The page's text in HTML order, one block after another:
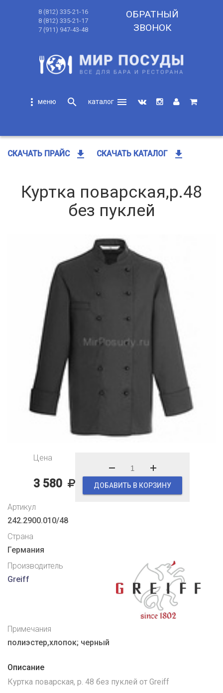
8 (812) 335-21-16
8 (812) 335-21-17
7 (911) 947-43-48
ОБРАТНЫЙ
ЗВОНОК
more_vert search
menu
СКАЧАТЬ ПРАЙС get_app СКАЧАТЬ КАТАЛОГ get_app
Куртка поварская,р.48
без пуклей
Цена
3 580 ДОБАВИТЬ В КОРЗИНУ
Артикул
242.2900.010/48
Страна
Германия
Производитель
Greiff
Примечания
полиэстер,хлопок; черный
Описание
Куртка поварская, р. 48 без пуклей от Greiff